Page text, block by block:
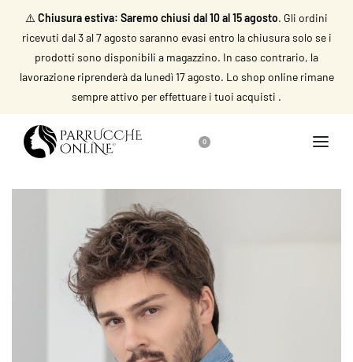
⚠️ Chiusura estiva: Saremo chiusi dal 10 al 15 agosto. Gli ordini
ricevuti dal 3 al 7 agosto saranno evasi entro la chiusura solo se i
prodotti sono disponibili a magazzino. In caso contrario, la
lavorazione riprenderà da lunedì 17 agosto. Lo shop online rimane
sempre attivo per effettuare i tuoi acquisti .
0